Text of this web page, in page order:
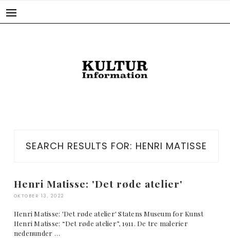
SEARCH RESULTS FOR: HENRI MATISSE
Henri Matisse: 'Det røde atelier'
OKTOBER 13, 2022
Henri Matisse: 'Det røde atelier' Statens Museum for Kunst
Henri Matisse: “Det røde atelier”, 1911. De tre malerier
nedenunder …